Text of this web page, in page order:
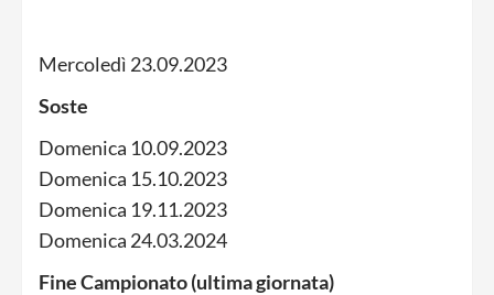
Mercoledì 23.09.2023
Soste
Domenica 10.09.2023
Domenica 15.10.2023
Domenica 19.11.2023
Domenica 24.03.2024
Fine Campionato (ultima giornata)